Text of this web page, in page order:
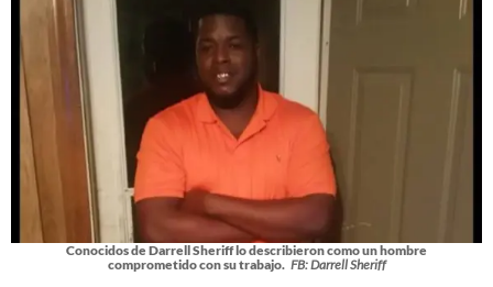
Conocidos de Darrell Sheriff lo describieron como un hombre
comprometido con su trabajo. FB: Darrell Sheriff